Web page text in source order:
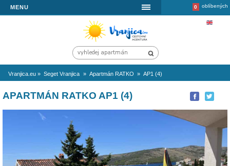
MENU
Vranjica.eu » Seget Vranjica » Apartmán RATKO AP1 (4)
APARTMÁN RATKO AP1 (4)